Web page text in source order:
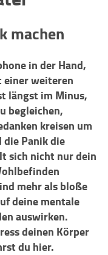
machen
in der Hand,
weiteren
längst im Minus,
begleichen,
kreisen um
die Panik die
sich nicht nur dein
mehr als bloße
deine mentale
auswirken.
deinen Körper
du hier.